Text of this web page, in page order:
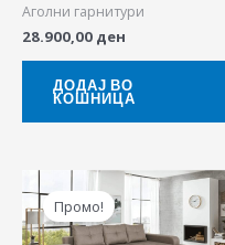
Аголни гарнитури
28.900,00 ден
ДОДАЈ ВО
КОШНИЦА
Промо!
Original
price
was:
35.440,00